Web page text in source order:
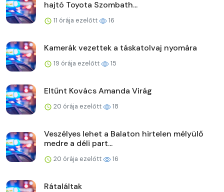
hajtó Toyota Szombath...
11 órája ezelőtt 16
Kamerák vezettek a táskatolvaj nyomára
19 órája ezelőtt 15
Eltűnt Kovács Amanda Virág
20 órája ezelőtt 18
Veszélyes lehet a Balaton hirtelen mélyülő
medre a déli part...
20 órája ezelőtt 16
Rátaláltak